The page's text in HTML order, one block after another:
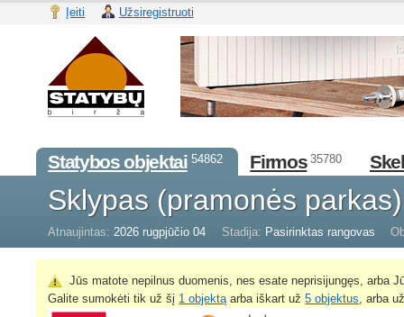
Įeiti Užsiregistruoti
Statybos objektai 54862 Firmos 35780
Sklypas (pramonės
Atnaujintas: 2026 rugpjūčio 04 Stadija: Pasirinktas rangovas
Jūs matote nepilnus duomenis, nes esate neprisijungęs, arba
Galite sumokėti tik už šį 1 objektą arba iškart už5 objektus , arba